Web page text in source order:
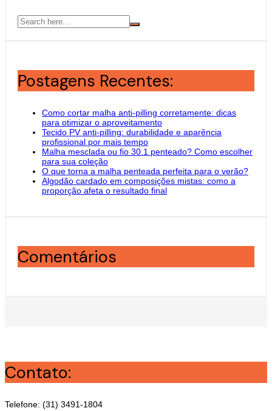
Postagens Recentes:
Como cortar malha anti-pilling corretamente: dicas
para otimizar o aproveitamento
Tecido PV anti-pilling: durabilidade e aparência
profissional por mais tempo
Malha mesclada ou fio 30.1 penteado? Como escolher
para sua coleção
O que torna a malha penteada perfeita para o verão?
Algodão cardado em composições mistas: como a
proporção afeta o resultado final
Comentários
Contato:
Telefone: (31) 3491-1804